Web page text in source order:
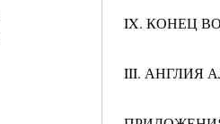
IX. КОНЕЦ
III. АНГЛИЯ